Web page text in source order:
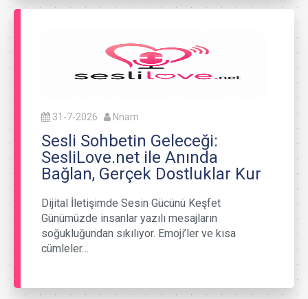
31-7-2026 Nnam
Sesli Sohbetin Geleceği:
SesliLove.net ile Anında
Bağlan, Gerçek Dostluklar Kur
Dijital İletişimde Sesin Gücünü Keşfet
Günümüzde insanlar yazılı mesajların
soğukluğundan sıkılıyor. Emoji’ler ve kısa
cümleler…